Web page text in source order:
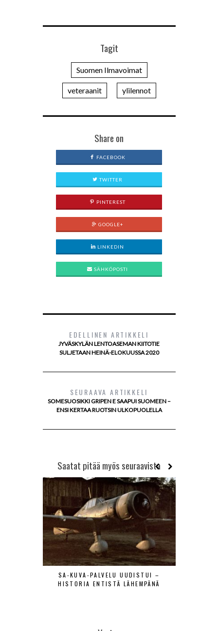
Tagit
Suomen Ilmavoimat
veteraanit ylilennot
Share on
FACEBOOK
TWITTER
PINTEREST
GOOGLE+
LINKEDIN
SÄHKÖPOSTI
EDELLINEN ARTIKKELI
JYVÄSKYLÄN LENTOASEMAN KIITOTIE
SULJETAAN HEINÄ-ELOKUUSSA 2020
SEURAAVA ARTIKKELI
SOMESUOSIKKI GRIPEN E SAAPUI SUOMEEN –
ENSI KERTAA RUOTSIN ULKOPUOLELLA
Saatat pitää myös seuraavista
SA-KUVA-PALVELU UUDISTUI –
HISTORIA ENTISTÄ LÄHEMPÄNÄ